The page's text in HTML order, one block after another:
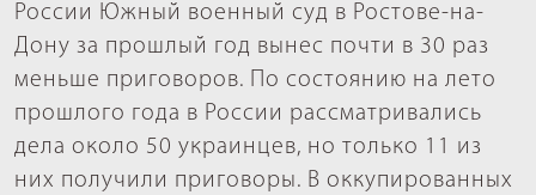
России Южный военный суд в Ростове-на-
Дону за прошлый год вынес почти в 30 раз
меньше приговоров. По состоянию на лето
прошлого года в России рассматривались
дела около 50 украинцев, но только 11 из
них получили приговоры. В оккупированных